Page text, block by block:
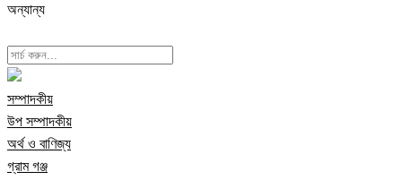
অন্যান্য
সম্পাদকীয়
উপ সম্পাদকীয়
অর্থ ও বাণিজ্য
গ্রাম গঞ্জ